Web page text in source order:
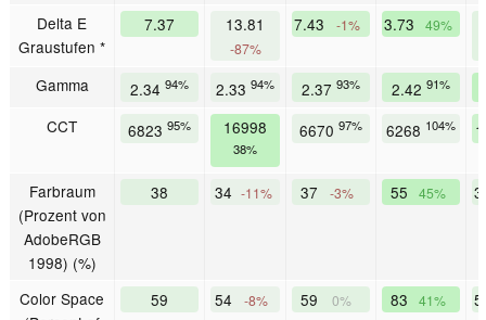
Delta E
Graustufen *
7.37 13.81
-87%
7.43 -1% 3.73 49%
Gamma 2.34 94% 2.33 94% 2.37 93% 2.42 91%
CCT
6823 95% 16998
38%
6670 97% 6268 104%
Farbraum
(Prozent von
AdobeRGB
1998) (%)
38 34 -11% 37 -3% 55 45%
Color Space
59 54 -8% 59 0% 83 41%